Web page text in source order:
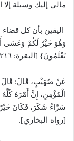
مالي إليك وسيلة
اليقين بأن كل
وَهُوَ خَيْرٌ لَكُمْ وَعَسَى
تَعْلَمُونَ} [البقرة: ٢١٦].
عَنْ صُهَيْبٍ، قَالَ: قَالَ
الْمُؤْمِنِ، إِنَّ أَمْرَهُ
سَرَّاءُ شَكَرَ، فَكَانَ
[رواه البخاري].